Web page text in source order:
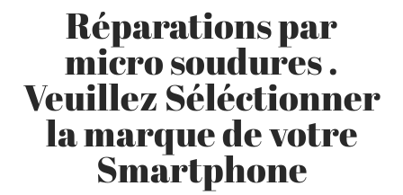
Réparations par
micro soudures .
Veuillez Séléctionner
la marque de votre
Smartphone